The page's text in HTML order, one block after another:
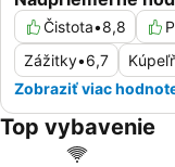
Čistota•8,8
Zážitky•6,7
Zobraziť viac
Top vybavenie